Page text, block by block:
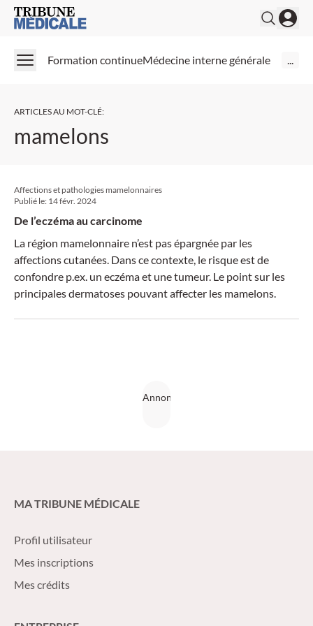
Medical Tribune
Formation continueMédecine interne générale ...
ARTICLES AU MOT-CLÉ:
mamelons
Affections et pathologies mamelonnaires
Publié le: 14 févr. 2024
De l’eczéma au carcinome
La région mamelonnaire n’est pas épargnée par les
affections cutanées. Dans ce contexte, le risque est de
confondre p.ex. un eczéma et une tumeur. Le point sur les
principales dermatoses pouvant affecter les mamelons.
MA TRIBUNE MÉDICALE
Profil utilisateur
Mes inscriptions
Mes crédits